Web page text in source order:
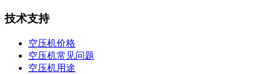
技术支持
空压机价格
空压机常见问题
空压机用途